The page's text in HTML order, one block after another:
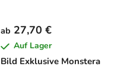
Bild Exklusive Monstera
ab 27,70 €
Auf Lager